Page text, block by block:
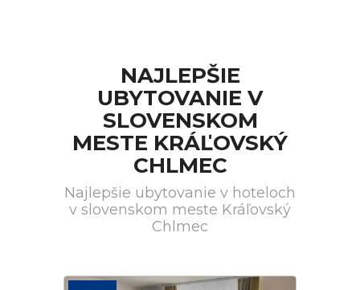
NAJLEPŠIE
UBYTOVANIE V
SLOVENSKOM
MESTE KRÁĽOVSKÝ
CHLMEC
Najlepšie ubytovanie v hoteloch
v slovenskom meste Kráľovský
Chlmec